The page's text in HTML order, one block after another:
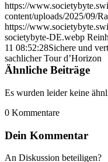
https://
content/uploads/2025/09/
https://
societybyte-DE.webp
11 08:52:28Sichere und
sachlicher Tour d’Horizon
Ähnliche Beiträge
Es wurden leider keine
0 Kommentare
Dein Kommentar
An Diskussion beteiligen?